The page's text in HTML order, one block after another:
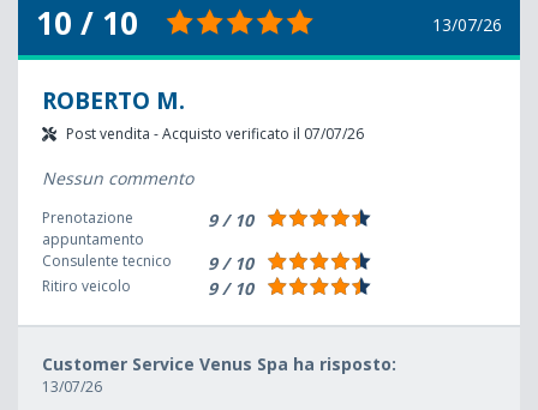
10 / 10 13/07/26
ROBERTO M.
Post vendita - Acquisto verificato il 07/07/26
Nessun commento
Prenotazione
appuntamento
9 / 10
Consulente tecnico 9 / 10
Ritiro veicolo 9 / 10
Customer Service Venus Spa ha risposto:
13/07/26